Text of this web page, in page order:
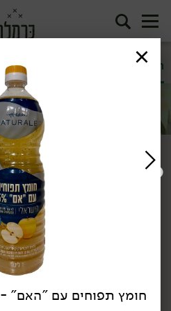
חומצים
חומצים
חומץ תפוחים עם "האם" - NATURALE